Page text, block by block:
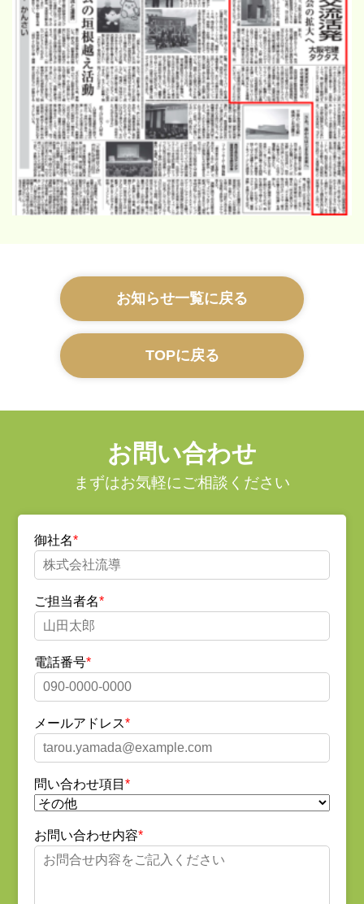
お知らせ一覧に戻る
TOPに戻る
お問い合わせ
まずはお気軽にご相談ください
御社名
ご担当者名
電話番号
メールアドレス
問い合わせ項目
お問い合わせ内容